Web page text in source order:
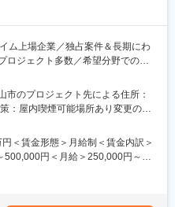
へ』東証プライム上場でクルマ
業界トップクラスの会社です。
仕上げまで中間の請負として実施
おいて自社工場を持っており、肉
製鉄、JFEスチールや神戸製鋼所
ル展開中。
ム上場企業／独占案件＆長期にわ
ロジェクト多数／希望分野での配
き方◎】
エンジニア業務をお任せします。
ら基本設計、詳細設計まで各フェ
市のプロジェクト先による住所：
：屋内喫煙可能場所あり変更の範
＜賃金形態＞月給制＜賃金内訳＞
500,000円＜月給＞250,000円～